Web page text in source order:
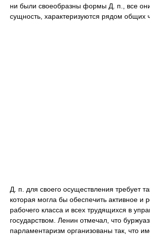
ни были своеобразны формы Д. п., все
сущность, характеризуются рядом общих
Д. п. для своего осуществления требует
которая могла бы обеспечить активное
рабочего класса и всех трудящихся в
государством. Ленин отмечал, что
парламентаризм организованы так, что